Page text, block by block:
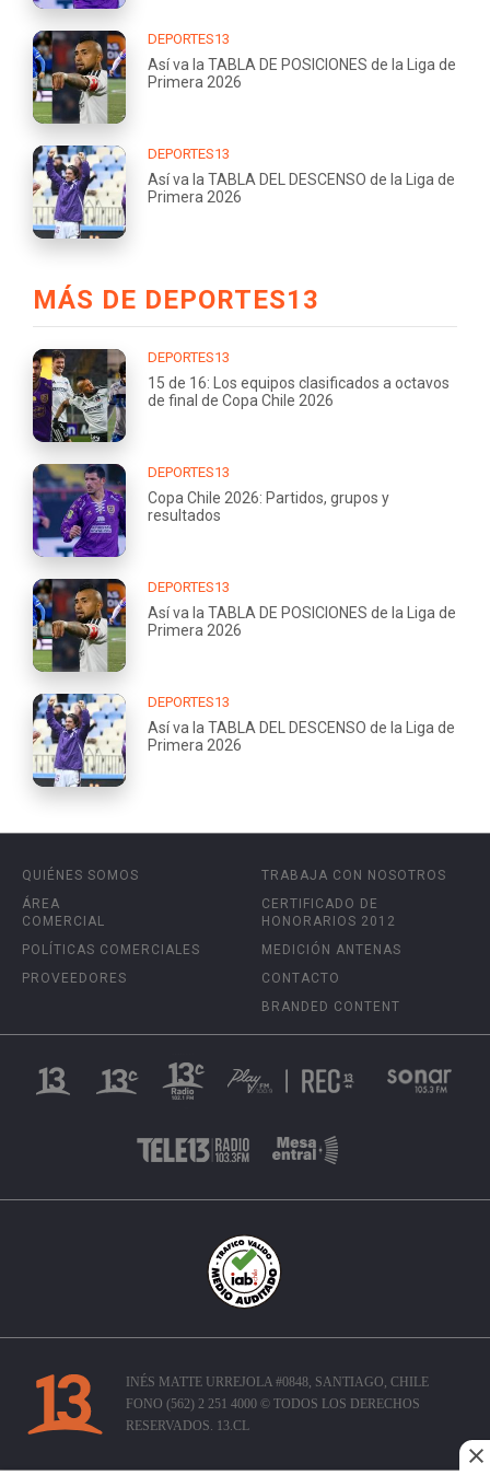
DEPORTES13
Así va la TABLA DE POSICIONES de la Liga de
Primera 2026
DEPORTES13
Así va la TABLA DEL DESCENSO de la Liga de
Primera 2026
MÁS DE DEPORTES13
DEPORTES13
15 de 16: Los equipos clasificados a octavos
de final de Copa Chile 2026
DEPORTES13
Copa Chile 2026: Partidos, grupos y
resultados
DEPORTES13
Así va la TABLA DE POSICIONES de la Liga de
Primera 2026
DEPORTES13
Así va la TABLA DEL DESCENSO de la Liga de
Primera 2026
QUIÉNES SOMOS
ÁREA
COMERCIAL
POLÍTICAS COMERCIALES
PROVEEDORES
TRABAJA CON NOSOTROS
CERTIFICADO DE
HONORARIOS 2012
MEDICIÓN ANTENAS
CONTACTO
BRANDED CONTENT
INÉS MATTE URREJOLA #0848, SANTIAGO, CHILE
FONO (562) 2 251 4000 © TODOS LOS DERECHOS
RESERVADOS. 13.CL